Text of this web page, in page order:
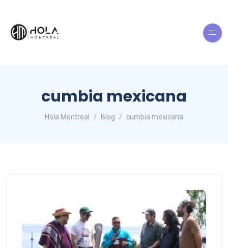
cumbia mexicana
Hola Montreal Blog cumbia mexicana